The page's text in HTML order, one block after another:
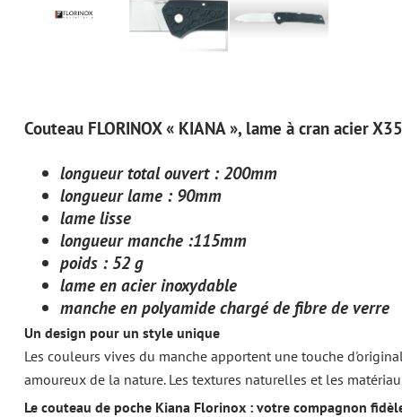
Couteau FLORINOX « KIANA », lame à cran acier
longueur total ouvert : 200mm
longueur lame : 90mm
lame lisse
longueur manche :115mm
poids : 52 g
lame en acier inoxydable
manche en polyamide chargé de fibre de verre
Un design pour un style unique
Les couleurs vives du manche apportent une touche
amoureux de la nature. Les textures naturelles et les
Le couteau de poche Kiana Florinox : votre compagnon